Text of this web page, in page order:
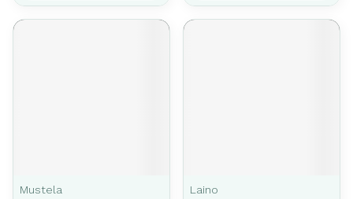
Mustela
Laino